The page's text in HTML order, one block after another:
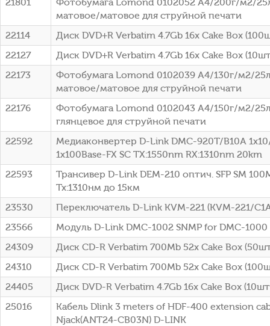
матовое/матовое для струйной печати
22114
Диск DVD+R Verbatim 4.7Gb 16x Cake Box
22127
Диск DVD+R Verbatim 4.7Gb 16x Cake Box
22173
Фотобумага Lomond 0102039 A4/130г/м2/
матовое/матовое для струйной печати
22176
Фотобумага Lomond 0102043 A4/150г/м2/
глянцевое для струйной печати
22592
Медиаконвертер D-Link DMC-920T/B10A
1x100Base-FX SC ТХ:1550nm RX:1310nm 20km
22593
Трансивер D-Link DEM-210 оптич. SFP SM
Tx:1310нм до 15км
23530
Переключатель D-Link KVM-221 (KVM-221/
23566
Модуль D-Link DMC-1002 SNMP for DMC-1000
24309
Диск CD-R Verbatim 700Mb 52x Cake Box
24310
Диск CD-R Verbatim 700Mb 52x Cake Box
24405
Диск DVD-R Verbatim 4.7Gb 16x Cake Box
25016
Кабель Dlink 3 meters of HDF-400 extension
Njack(ANT24-CB03N) D-LINK